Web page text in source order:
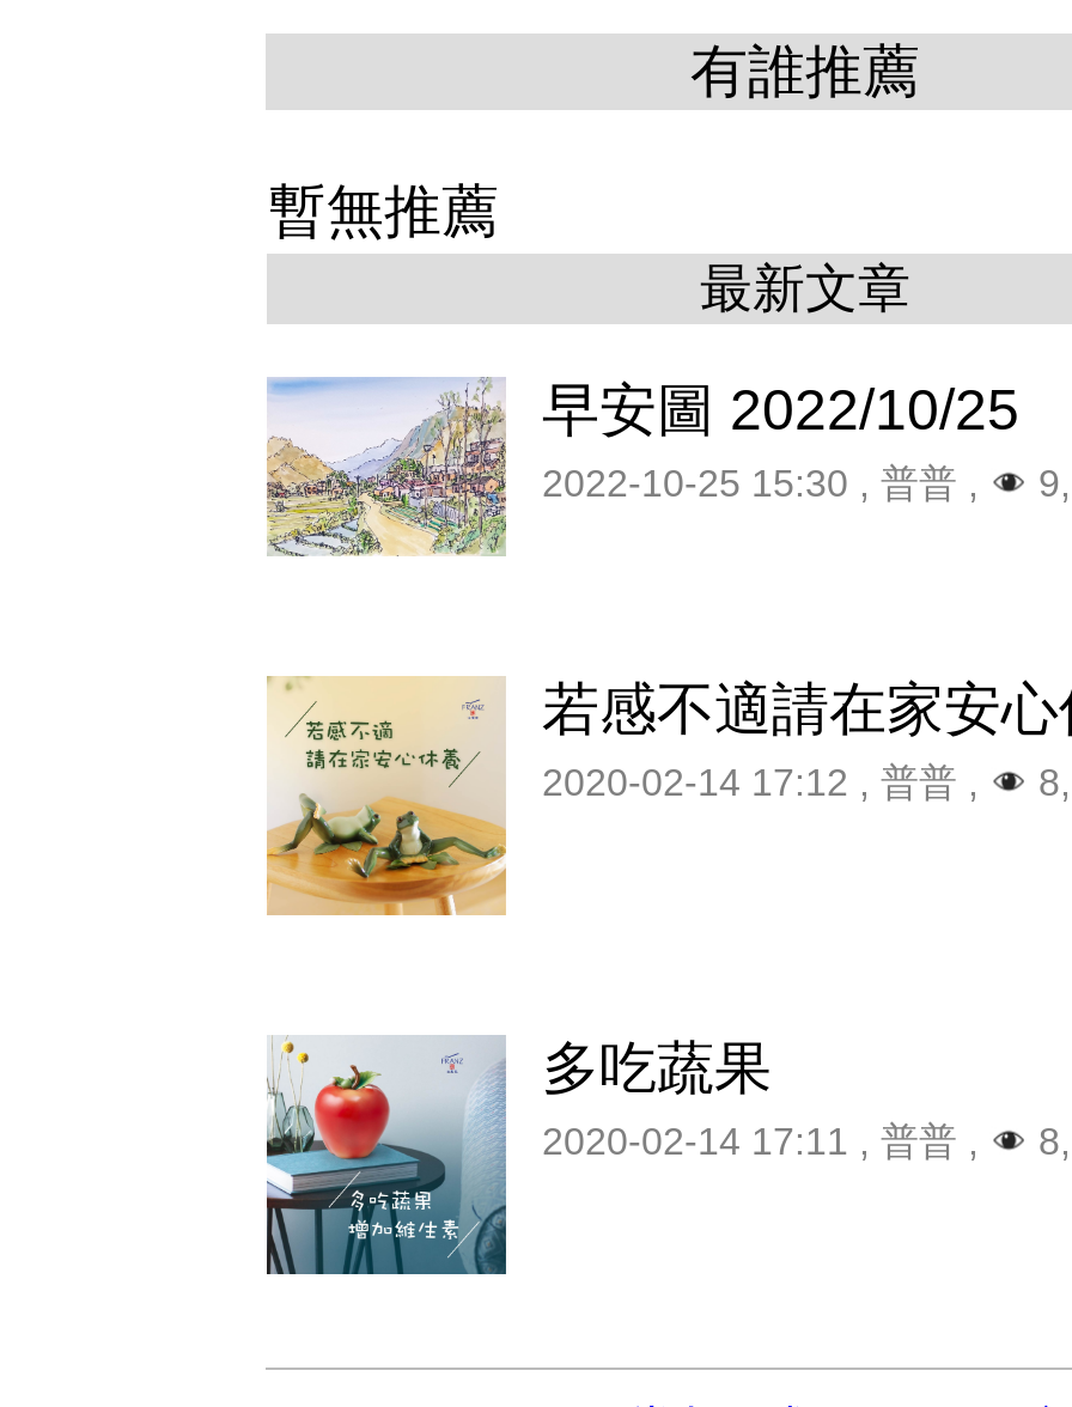
有誰推薦
暫無推薦
最新文章
早安圖 2022/10/25
2022-10-25 15:30 , 普普 ,
若感不適請在家安
2020-02-14 17:12 , 普普 ,
多吃蔬果
2020-02-14 17:11 , 普普 ,